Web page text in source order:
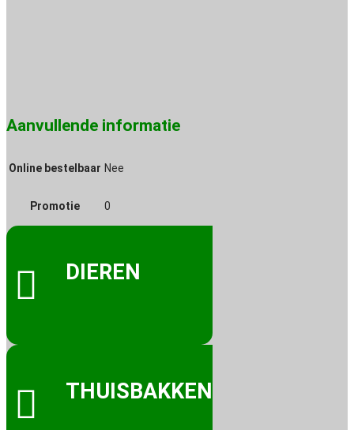
Aanvullende informatie
Online bestelbaar Nee
Promotie 0
 DIEREN
 THUISBAKKEN